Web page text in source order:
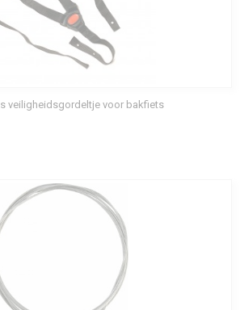
veiligheidsgordeltje voor bakfiets